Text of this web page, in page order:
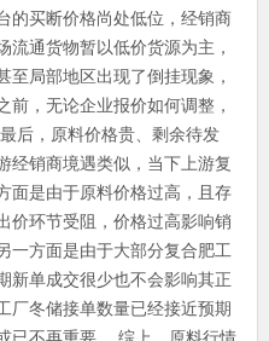
的买断价格尚处低位，经销商
流通货物暂以低价货源为主，
至局部地区出现了倒挂现象，
前，无论企业报价如何调整，
后，原料价格贵、剩余待发
经销商境遇类似，当下上游复
面是由于原料价格过高，且存
价环节受阻，价格过高影响销
一方面是由于大部分复合肥工
新单成交很少也不会影响其正
厂冬储接单数量已经接近预期